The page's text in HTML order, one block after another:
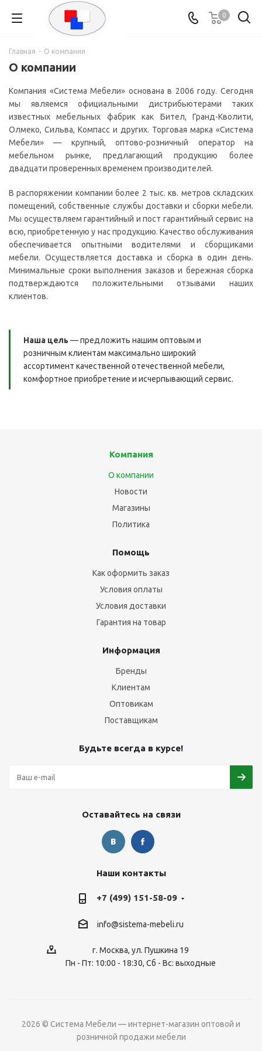
0
Главная - О компании
О компании
Компания «Система Мебели» основана в 2006 году. Сегодня
мы являемся официальными дистрибьютерами таких
известных мебельных фабрик как Бител, Гранд-Кволити,
Олмеко, Сильва, Компасс и других. Торговая марка «Система
Мебели» — крупный, оптово-розничный оператор на
мебельном рынке, предлагающий продукцию более
двадцати проверенных временем производителей.
В распоряжении компании более 2 тыс. кв. метров складских
помещений, собственные службы доставки и сборки мебели.
Мы осуществляем гарантийный и пост гарантийный сервис на
всю, приобретенную у нас продукцию. Качество обслуживания
обеспечивается опытными водителями и сборщиками
мебели. Осуществляется доставка и сборка в один день.
Минимальные сроки выполнения заказов и бережная сборка
подтверждаются положительными отзывами наших
клиентов.
Наша цель — предложить нашим оптовым и
розничным клиентам максимально широкий
ассортимент качественной отечественной мебели,
комфортное приобретение и исчерпывающий сервис.
Компания
О компании
Новости
Магазины
Политика
Помощь
Как оформить заказ
Условия оплаты
Условия доставки
Гарантия на товар
Информация
Бренды
Клиентам
Оптовикам
Поставщикам
Будьте всегда в курсе!
Оставайтесь на связи
Наши контакты
+7 (499) 151-58-09
info@sistema-mebeli.ru
г. Москва, ул. Пушкина 19
Пн - Пт: 10:00 - 18:30, Сб - Вс: выходные
2026 © Система Мебели — интернет-магазин оптовой и
розничной продажи мебели